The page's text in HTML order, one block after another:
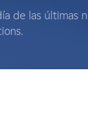
de las últimas